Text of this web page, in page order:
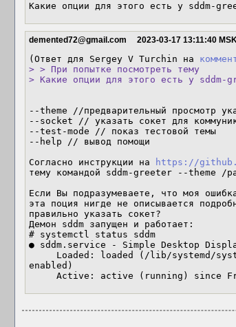
Какие опции для этого есть у sddm-
demented72@gmail.com 2023-03-17 13:11:40
(Ответ для Sergey V Turchin на
> > При попытке посмотреть тему
> Какие опции для этого есть у sddm-
--theme //предварительный просмотр
--socket // указать сокет для
--test-mode // показ тестовой темы
--help // вывод помощи
Согласно инструкции на
https://
тему командой sddm-greeter --theme /
Если Вы подразумеваете, что моя
эта поция нигде не описывается
правильно указать сокет?
Демон sddm запущен и работает:
# systemctl status sddm
● sddm.service - Simple Desktop
enabled)
Active: active (running)